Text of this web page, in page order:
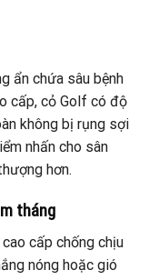
ẩn chứa sâu bệnh
cấp, cỏ Golf có độ
không bị rụng sợi
nhấn cho sân
hơn.
tháng
cấp chống chịu
nóng hoặc gió